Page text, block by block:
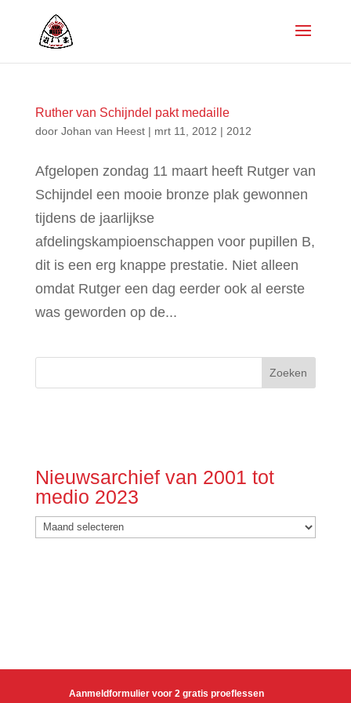
Ruther van Schijndel pakt medaille
door Johan van Heest| mrt 11, 2012 | 2012
Afgelopen zondag 11 maart heeft Rutger van
Schijndel een mooie bronze plak gewonnen
tijdens de jaarlijkse
afdelingskampioenschappen voor pupillen B,
dit is een erg knappe prestatie. Niet alleen
omdat Rutger een dag eerder ook al eerste
was geworden op de...
Nieuwsarchief van 2001 tot
medio 2023
Nieuwsarchief
van
Aanmeldformulier voor 2 gratis proeflessen